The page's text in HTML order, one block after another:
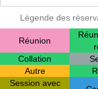
Légende des
Réunion
Collation
Autre
Session avec